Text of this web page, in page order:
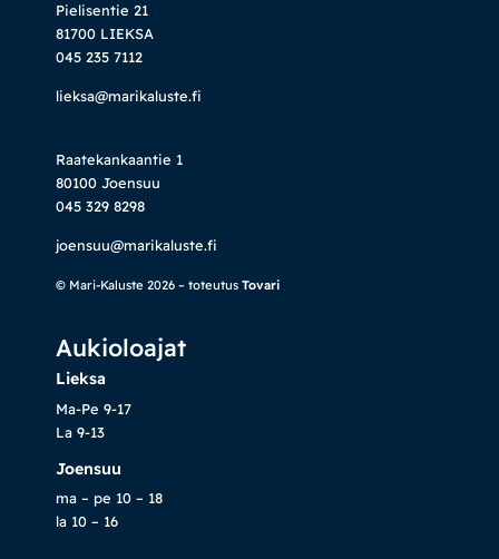
Pielisentie 21
81700 LIEKSA
045 235 7112
lieksa@marikaluste.fi
Raatekankaantie 1
80100 Joensuu
045 329 8298
joensuu@marikaluste.fi
© Mari-Kaluste 2026 – toteutus Tovari
Aukioloajat
Lieksa
Ma-Pe 9-17
La 9-13
Joensuu
ma – pe 10 – 18
la 10 – 16